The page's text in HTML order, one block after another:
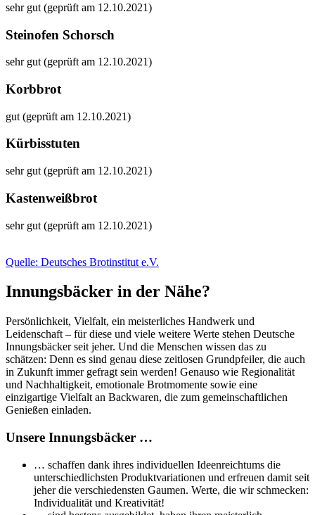
sehr gut (geprüft am 12.10.2021)
Steinofen Schorsch
sehr gut (geprüft am 12.10.2021)
Korbbrot
gut (geprüft am 12.10.2021)
Kürbisstuten
sehr gut (geprüft am 12.10.2021)
Kastenweißbrot
sehr gut (geprüft am 12.10.2021)
Quelle: Deutsches Brotinstitut e.V.
Innungsbäcker in der Nähe?
Persönlichkeit, Vielfalt, ein meisterliches Handwerk und
Leidenschaft – für diese und viele weitere Werte stehen Deutsche
Innungsbäcker seit jeher. Und die Menschen wissen das zu
schätzen: Denn es sind genau diese zeitlosen Grundpfeiler, die auch
in Zukunft immer gefragt sein werden! Genauso wie Regionalität
und Nachhaltigkeit, emotionale Brotmomente sowie eine
einzigartige Vielfalt an Backwaren, die zum gemeinschaftlichen
Genießen einladen.
Unsere Innungsbäcker …
… schaffen dank ihres individuellen Ideenreichtums die
unterschiedlichsten Produktvariationen und erfreuen damit seit
jeher die verschiedensten Gaumen. Werte, die wir schmecken:
Individualität und Kreativität!